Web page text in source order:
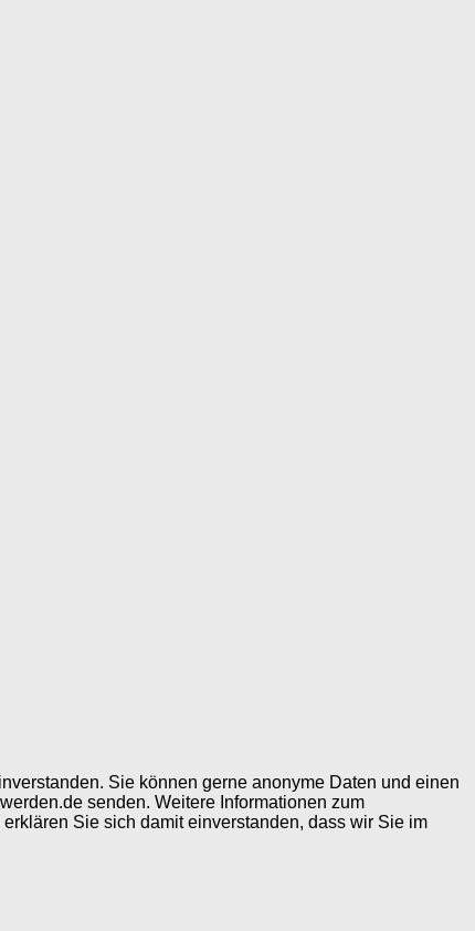
Sie können gerne anonyme Daten und einen
senden. Weitere Informationen zum
Sie sich damit einverstanden, dass wir Sie im